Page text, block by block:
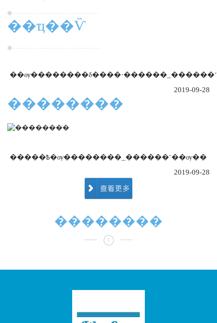
��ҵ��Ѷ
2019-09-28
��������
�����߿�ѹ��������_������˹��ѹ��
2019-09-28
��������